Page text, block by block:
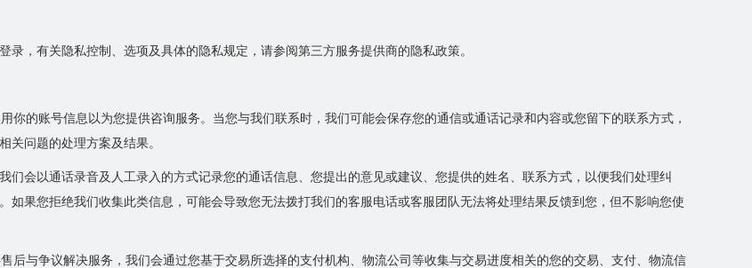
录，有关隐私控制、选项及具体的隐私规定，请参阅第三方服务提供商的隐私政策。
你的账号信息以为您提供咨询服务。当您与我们联系时，我们可能会保存您的通信或通话记录和内容或您留下的联系方式，
关问题的处理方案及结果。
们会以通话录音及人工录入的方式记录您的通话信息、您提出的意见或建议、您提供的姓名、联系方式，以便我们处理纠
如果您拒绝我们收集此类信息，可能会导致您无法拨打我们的客服电话或客服团队无法将处理结果反馈到您，但不影响您使
后与争议解决服务，我们会通过您基于交易所选择的支付机构、物流公司等收集与交易进度相关的您的交易、支付、物流信